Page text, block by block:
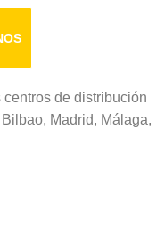
de distribución
Madrid, Málaga,